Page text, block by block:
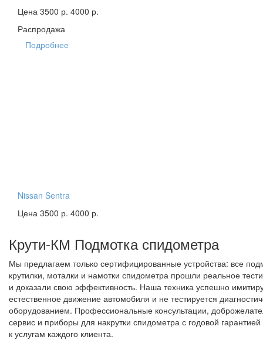
Цена 3500 р. 4000 р.
Распродажа
Подробнее
Nissan Sentra
Цена 3500 р. 4000 р.
Крути-КМ Подмотка спидометра
Мы предлагаем только сертифицированные устройства: все
крутилки, моталки и намотки спидометра прошли реальное
и доказали свою эффективность. Наша техника успешно
естественное движение автомобиля и не тестируется
оборудованием. Профессиональные консультации,
сервис и приборы для накрутки спидометра с годовой гарантией
к услугам каждого клиента.